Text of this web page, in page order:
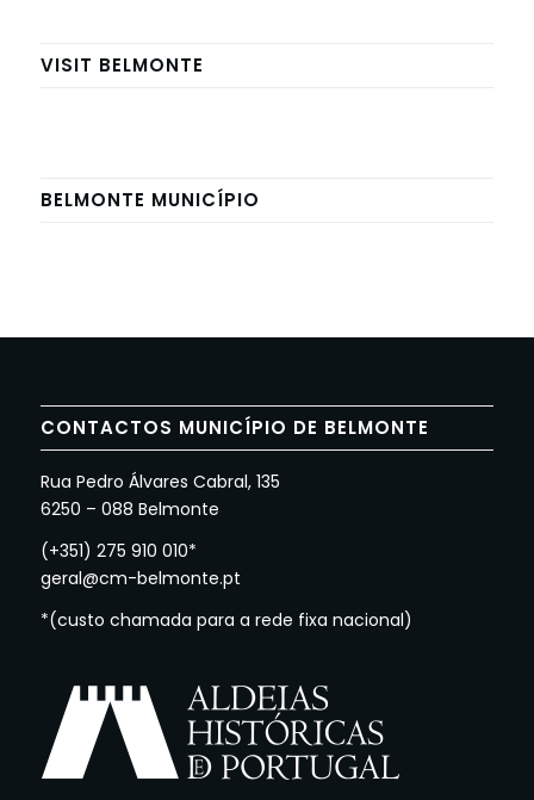
VISIT BELMONTE
BELMONTE MUNICÍPIO
CONTACTOS MUNICÍPIO DE BELMONTE
Rua Pedro Álvares Cabral, 135
6250 – 088 Belmonte
(+351) 275 910 010*
geral@cm-belmonte.pt
*(custo chamada para a rede fixa nacional)